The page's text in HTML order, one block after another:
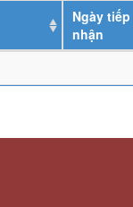
Ngày tiếp
nhận